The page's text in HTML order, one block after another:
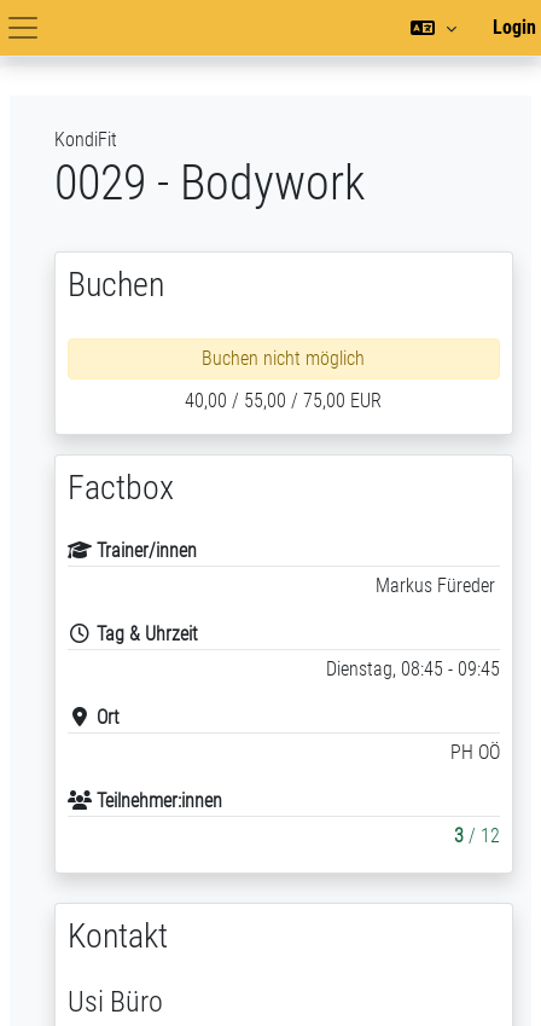
Zum Hauptinhalt
Hauptnavigation
Login
KondiFit
0029 - Bodywork
Buchen
Buchen nicht möglich
40,00 / 55,00 / 75,00 EUR
Factbox
Trainer/innen
Markus Füreder
Tag & Uhrzeit
Dienstag, 08:45 - 09:45
Ort
PH OÖ
Teilnehmer:innen
3 / 12
Kontakt
Usi Büro